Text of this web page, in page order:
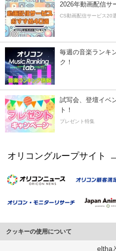
2026年動画配信サ
CS動画配信サービス20
毎週の音楽ランキ
ク！
試写会、登壇イベ
ト！
プレゼント特集
オリコングループサイト
クッキーの使用について
このサイトでは Cookie を使用して、ユ
eltha